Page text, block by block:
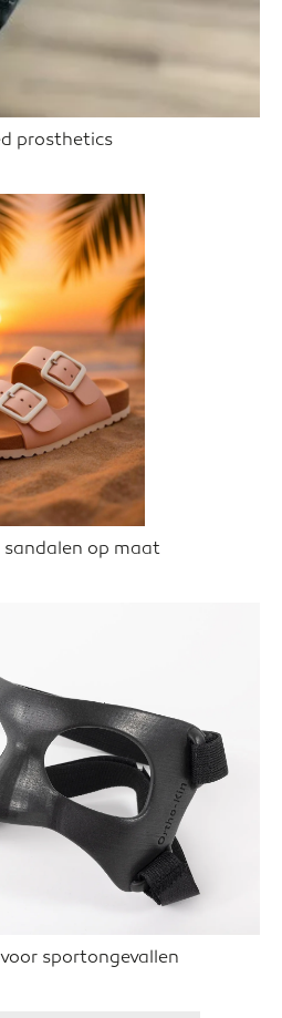
prosthetics
sandalen op maat
sportongevallen